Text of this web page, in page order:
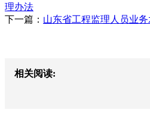
理办法
下一篇： 山东省工程监理人员业
相关阅读: